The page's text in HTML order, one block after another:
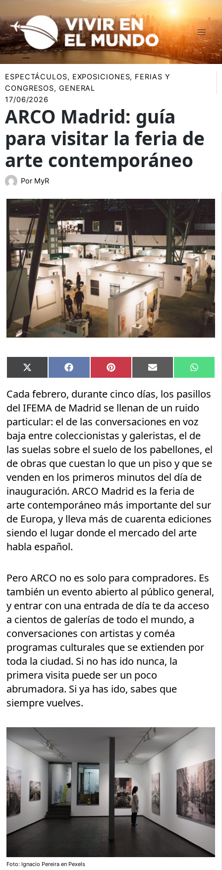
al
contenido
ESPECTÁCULOS, EXPOSICIONES, FERIAS Y
CONGRESOS, GENERAL
17/06/2026
ARCO Madrid: guía
para visitar la feria de
arte contemporáneo
Por MyR
Compartir
en
X
(Twitter)
Compartir
en
Facebook Compartir
en
Pinterest Compartir
en
Email
en
Cada febrero, durante cinco días, los pasillos
del IFEMA de Madrid se llenan de un ruido
particular: el de las conversaciones en voz
baja entre coleccionistas y galeristas, el de
las suelas sobre el suelo de los pabellones, el
de obras que cuestan lo que un piso y que se
venden en los primeros minutos del día de
inauguración. ARCO Madrid es la feria de
arte contemporáneo más importante del sur
de Europa, y lleva más de cuarenta ediciones
siendo el lugar donde el mercado del arte
habla español.
Pero ARCO no es solo para compradores. Es
también un evento abierto al público general,
y entrar con una entrada de día te da acceso
a cientos de galerías de todo el mundo, a
conversaciones con artistas y coméa
programas culturales que se extienden por
toda la ciudad. Si no has ido nunca, la
primera visita puede ser un poco
abrumadora. Si ya has ido, sabes que
siempre vuelves.
Foto: Ignacio Pereira en Pexels